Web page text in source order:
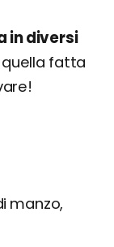
in diversi
fatta
manzo,